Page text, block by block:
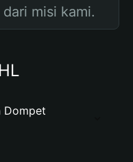
misi kami.
Dompet